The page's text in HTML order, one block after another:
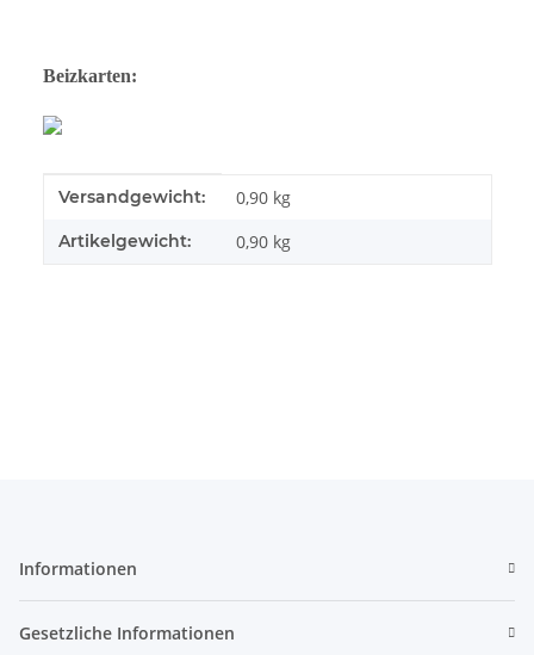
Beizkarten:
Produkteigenschaft
Wert
Versandgewicht: 0,90 kg
Artikelgewicht: 0,90 kg
Informationen
Gesetzliche Informationen